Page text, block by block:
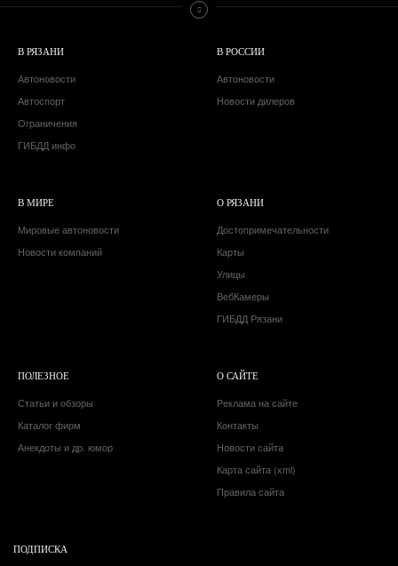
В РЯЗАНИ
Автоновости
Автоспорт
Ограничения
ГИБДД инфо
В РОССИИ
Автоновости
Новости дилеров
В МИРЕ
Мировые автоновости
Новости компаний
О РЯЗАНИ
Достопримечательности
Карты
Улицы
ВебКамеры
ГИБДД Рязани
ПОЛЕЗНОЕ
Статьи и обзоры
Каталог фирм
Анекдоты и др. юмор
О САЙТЕ
Реклама на сайте
Контакты
Новости сайта
Карта сайта (xml)
Правила сайта
ПОДПИСКА